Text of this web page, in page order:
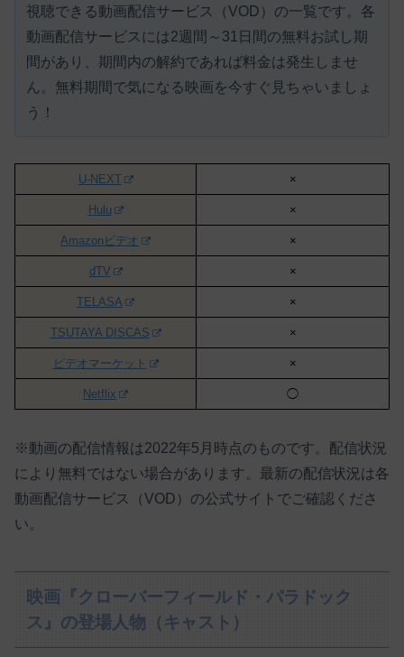
視聴できる動画配信サービス（VOD）の一覧です。各
動画配信サービスには2週間～31日間の無料お試し期
間があり、期間内の解約であれば料金は発生しませ
ん。 無料期間で気になる映画を今すぐ見ちゃいましょ
う！
U-NEXT ×
Hulu ×
Amazonビデオ ×
dTV ×
TELASA ×
TSUTAYA DISCAS ×
ビデオマーケット ×
Netflix ◯
※動画の配信情報は2022年5月時点のものです。配信状況
により無料ではない場合があります。最新の配信状況は各
動画配信サービス（VOD）の公式サイトでご確認くださ
い。
映画『クローバーフィールド・パラドック
ス』の登場人物（キャスト）